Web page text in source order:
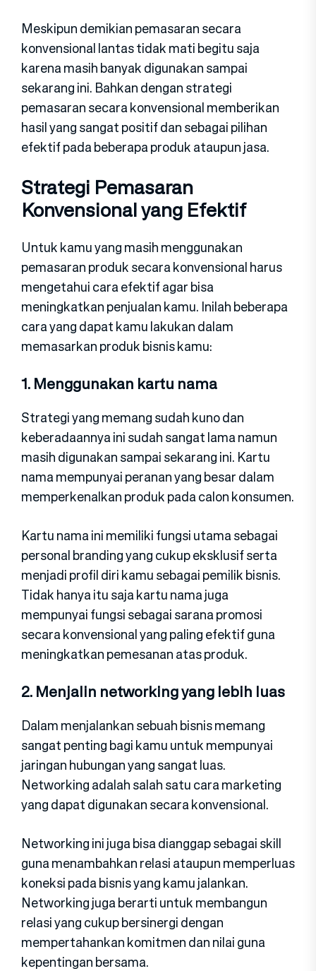
Meskipun demikian pemasaran secara
konvensional lantas tidak mati begitu saja
karena masih banyak digunakan sampai
sekarang ini. Bahkan dengan strategi
pemasaran secara konvensional memberikan
hasil yang sangat positif dan sebagai pilihan
efektif pada beberapa produk ataupun jasa.
Strategi Pemasaran
Konvensional yang Efektif
Untuk kamu yang masih menggunakan
pemasaran produk secara konvensional harus
mengetahui cara efektif agar bisa
meningkatkan penjualan kamu. Inilah beberapa
cara yang dapat kamu lakukan dalam
memasarkan produk bisnis kamu:
1. Menggunakan kartu nama
Strategi yang memang sudah kuno dan
keberadaannya ini sudah sangat lama namun
masih digunakan sampai sekarang ini. Kartu
nama mempunyai peranan yang besar dalam
memperkenalkan produk pada calon konsumen.
Kartu nama ini memiliki fungsi utama sebagai
personal branding yang cukup eksklusif serta
menjadi profil diri kamu sebagai pemilik bisnis.
Tidak hanya itu saja kartu nama juga
mempunyai fungsi sebagai sarana promosi
secara konvensional yang paling efektif guna
meningkatkan pemesanan atas produk.
2. Menjalin networking yang lebih luas
Dalam menjalankan sebuah bisnis memang
sangat penting bagi kamu untuk mempunyai
jaringan hubungan yang sangat luas.
Networking adalah salah satu cara marketing
yang dapat digunakan secara konvensional.
Networking ini juga bisa dianggap sebagai skill
guna menambahkan relasi ataupun memperluas
koneksi pada bisnis yang kamu jalankan.
Networking juga berarti untuk membangun
relasi yang cukup bersinergi dengan
mempertahankan komitmen dan nilai guna
kepentingan bersama.